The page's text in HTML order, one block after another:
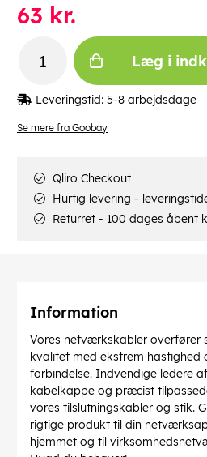
Se mere fra Goobay
63 kr.
Læg i
Leveringstid: 5-8 arbejdsdage
Qliro Checkout
Hurtig levering -
Returret - 100 dages åbent
Information
Vores netværkskabler overfører
kvalitet med ekstrem hastighed
forbindelse. Indvendige ledere
kabelkappe og præcist
vores tilslutningskabler og stik.
rigtige produkt til din
hjemmet og til